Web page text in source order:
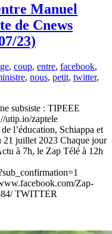
Manuel
de Cnews
23)
, coup, entre, facebook,
, nous, petit, twitter,
subsiste : TIPEEE
utip.io/zaptele
l’éducation, Schiappa et
juillet 2023 Chaque jour
à 7h, le Zap Télé à 12h
Zap-
TWITTER